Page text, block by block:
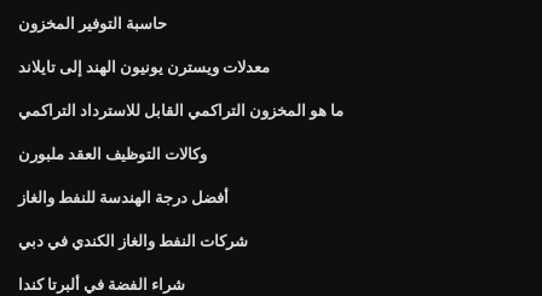
حاسبة التوفير المخزون
معدلات ويسترن يونيون الهند إلى تايلاند
ما هو المخزون التراكمي القابل للاسترداد التراكمي
وكالات التوظيف العقد ملبورن
أفضل درجة الهندسة للنفط والغاز
شركات النفط والغاز الكندي في دبي
شراء الفضة في ألبرتا كندا